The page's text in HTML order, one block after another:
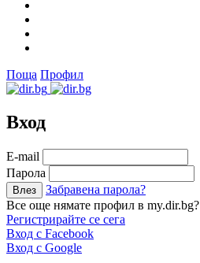
Поща Профил
Вход
Е-mail
Парола
Забравена парола?
Все още нямате профил в my.dir.bg?
Регистрирайте се сега
Вход с Facebook
Вход с Google